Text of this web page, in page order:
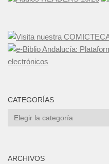
CATEGORÍAS
Categorías
ARCHIVOS